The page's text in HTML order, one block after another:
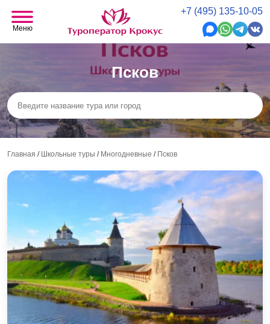
+7 (495) 135-10-05
Меню
Псков
Главная / Школьные туры / Многодневные / Псков